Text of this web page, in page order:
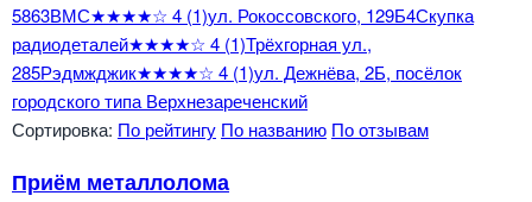
5863ВМС★★★★☆ 4 (1)ул. Рокоссовского, 129Б4Скупка
радиодеталей★★★★☆ 4 (1)Трёхгорная ул.,
285Рэдмжджик★★★★☆ 4 (1)ул. Дежнёва, 2Б, посёлок
городского типа Верхнезареченский
Сортировка: По рейтингу По названию По отзывам
Приём металлолома